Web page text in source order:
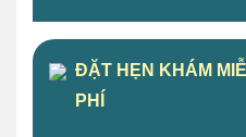
ĐẶT HẸN KHÁM
PHÍ